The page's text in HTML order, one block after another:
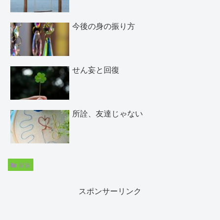
今後の身の振り方
せん妄と回復
所詮、友達じゃない
家族
スポンサーリンク